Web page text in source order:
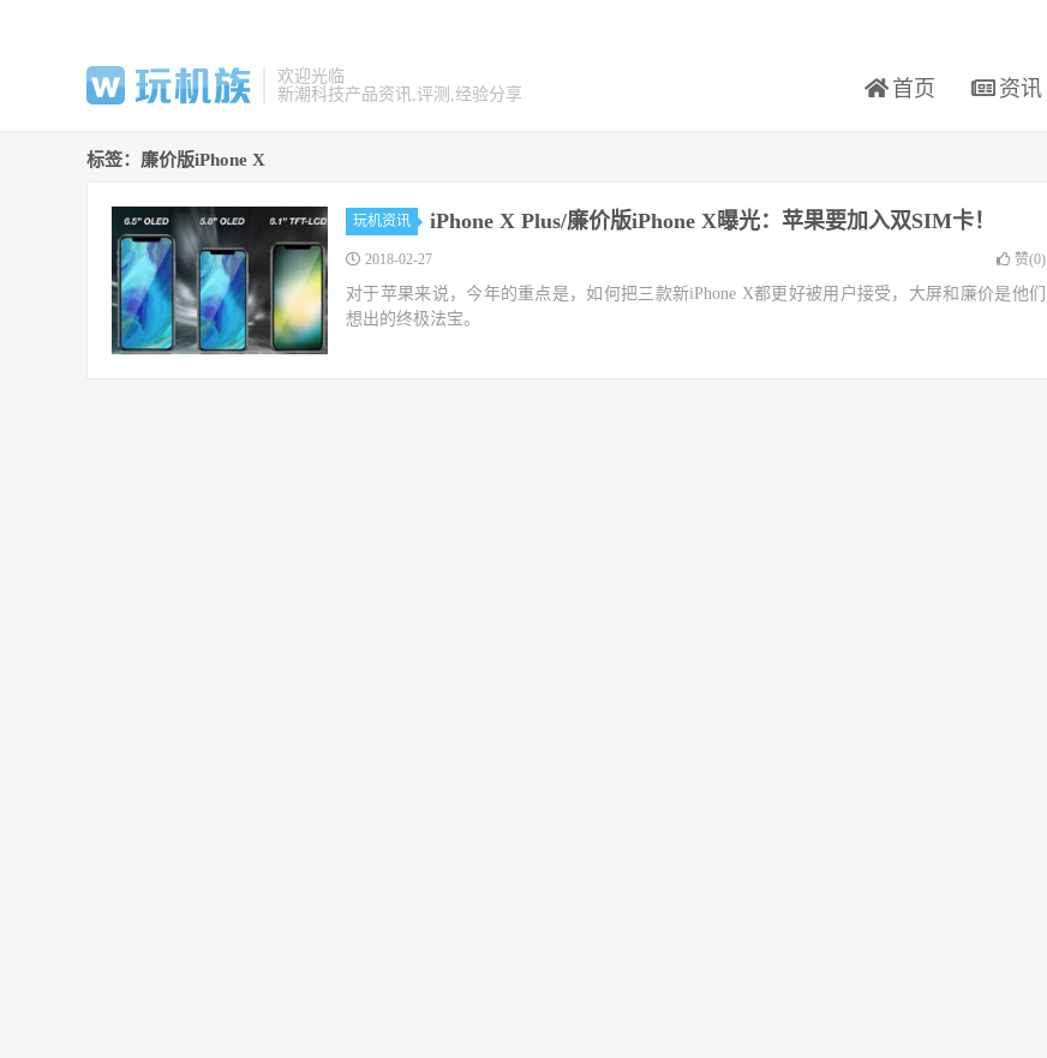
欢迎光临
新潮科技产品资讯,评测,经验分享
首页 资讯
标签：廉价版iPhone X
玩机资讯 iPhone X Plus/廉价版iPhone X曝光：苹果要加入双SIM卡！
2018-02-27 赞(0)
对于苹果来说，今年的重点是，如何把三款新iPhone X都更好被用户接受，大屏和廉价是他们
想出的终极法宝。